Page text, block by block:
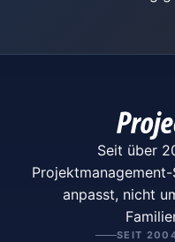
Seit über
anpasst, nicht
SEIT